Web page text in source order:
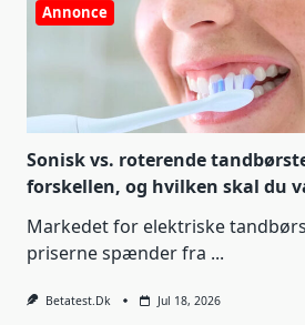
Annonce
Sonisk vs. roterende
forskellen, og hvilken skal du
Markedet for elektriske
priserne spænder fra ...
Betatest.dk Jul 18, 2026